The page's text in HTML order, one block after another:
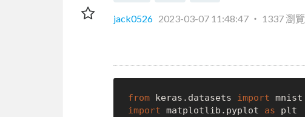
jack0526 2023-03-07 11:48:47 ‧ 1337 瀏覽
from keras.datasets import
import matplotlib.pyplot as